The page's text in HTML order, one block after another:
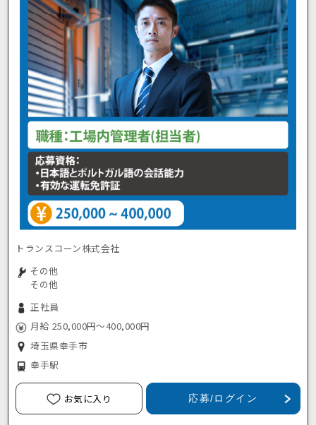
トランスコーン株式会社
その他
その他
正社員
月給 250,000円～400,000円
埼玉県幸手市
幸手駅
お気に入り 応募/ログイン